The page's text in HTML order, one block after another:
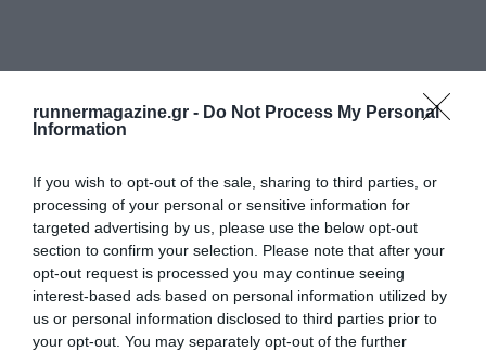
runnermagazine.gr - Do Not Process My Personal
Information
If you wish to opt-out of the sale, sharing to third parties, or
processing of your personal or sensitive information for
targeted advertising by us, please use the below opt-out
section to confirm your selection. Please note that after your
opt-out request is processed you may continue seeing
interest-based ads based on personal information utilized by
us or personal information disclosed to third parties prior to
your opt-out. You may separately opt-out of the further